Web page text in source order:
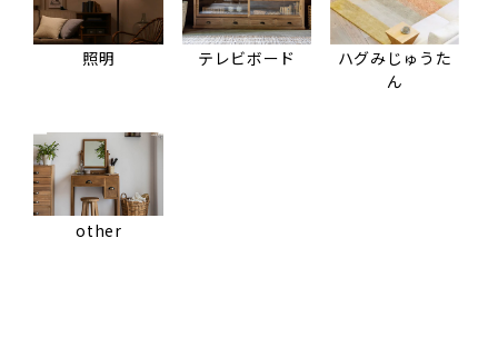
照明 テレビボード
ハグみじゅうた
ん
other